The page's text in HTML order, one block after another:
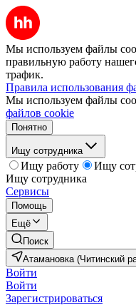
Мы используем файлы
правильную работу
трафик.
Правила использования
Мы используем файлы
файлов cookie
Понятно
Ищу сотрудника
Ищу работу
Ищу
Ищу сотрудника
Сервисы
Помощь
Ещё
Поиск
Атамановка (Читинский
Войти
Войти
Зарегистрироваться